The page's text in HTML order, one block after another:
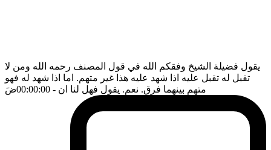
يقول فضيلة الشيخ وفقكم الله في قول المصنف رحمه الله ومن لا
تقبل له تقبل عليه اذا شهد عليه هذا غير متهم. اما اذا شهد له فهو
متهم بينهما فرق. نعم. يقول فهل لنا ان - 00:00:00 ضَ